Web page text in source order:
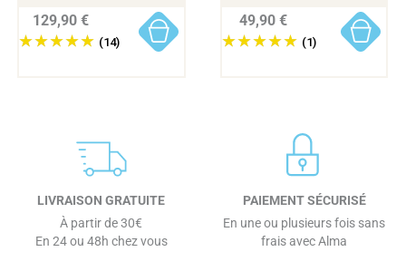
(14)
129,90 €
(1)
49,90 €
LIVRAISON GRATUITE
À partir de 30€
En 24 ou 48h chez vous
PAIEMENT SÉCURISÉ
En une ou plusieurs fois sans
frais avec Alma